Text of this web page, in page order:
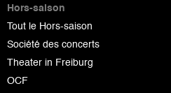
Hors-saison
Tout le Hors-saison
Société des concerts
Theater in Freiburg
OCF